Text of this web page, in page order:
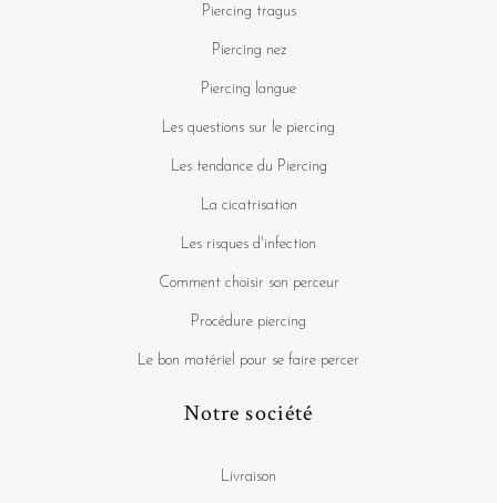
Piercing tragus
Piercing nez
Piercing langue
Les questions sur le piercing
Les tendance du Piercing
La cicatrisation
Les risques d'infection
Comment choisir son perceur
Procédure piercing
Le bon matériel pour se faire percer
Notre société
Livraison